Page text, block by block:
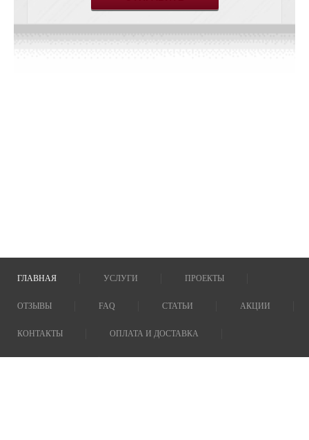
ГЛАВНАЯ УСЛУГИ ПРОЕКТЫ
ОТЗЫВЫ FAQ СТАТЬИ АКЦИИ
КОНТАКТЫ ОПЛАТА И ДОСТАВКА